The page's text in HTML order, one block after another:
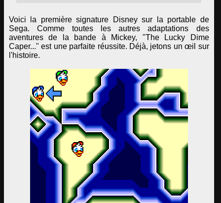
Voici la première signature Disney sur la portable de
Sega. Comme toutes les autres adaptations des
aventures de la bande à Mickey, "The Lucky Dime
Caper..." est une parfaite réussite. Déjà, jetons un œil sur
l'histoire.